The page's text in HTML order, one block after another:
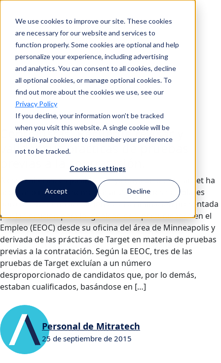
We use cookies to improve our site. These cookies
are necessary for our website and services to
function properly. Some cookies are optional and help
personalize your experience, including advertising
and analytics. You can consent to all cookies, decline
all optional cookies, or manage optional cookies. To
find out more about the cookies we use, see our
Privacy Policy
If you decline, your information won’t be tracked
when you visit this website. A single cookie will be
used in your browser to remember your preference
not to be tracked.
Cookies settings
Accept Decline
Buscar en
Contratistas: Recuerde revisar y
validar sus prácticas de pruebas
previas a la contratación.
A estas alturas, es posible que ya haya oído que Target ha
acordado recientemente pagar 2,8 millones de dólares
para resolver una acusación de discriminación presentada
por la Comisión para la Igualdad de Oportunidades en el
Empleo (EEOC) desde su oficina del área de Minneapolis y
derivada de las prácticas de Target en materia de pruebas
previas a la contratación. Según la EEOC, tres de las
pruebas de Target excluían a un número
desproporcionado de candidatos que, por lo demás,
estaban cualificados, basándose en […]
Personal de Mitratech
25 de septiembre de 2015